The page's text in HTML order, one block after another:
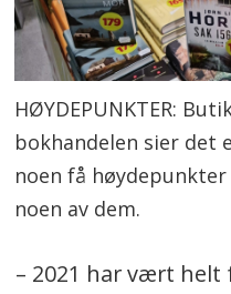
HØYDEPUNKTER:
bokhandelen sier det
noen få
noen av dem.
– 2021 har vært helt